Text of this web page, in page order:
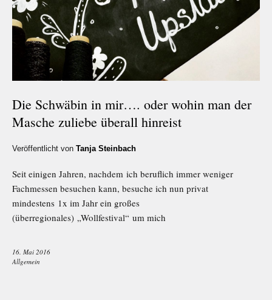
Die Schwäbin in mir…. oder wohin man der
Masche zuliebe überall hinreist
Veröffentlicht von Tanja Steinbach
Seit einigen Jahren, nachdem ich beruflich immer weniger
Fachmessen besuchen kann, besuche ich nun privat
mindestens 1x im Jahr ein großes
(überregionales) „Wollfestival“ um mich
16. Mai 2016
Allgemein